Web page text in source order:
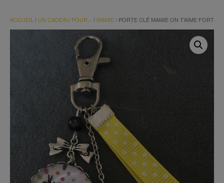
ACCUEIL / UN CADEAU POUR... / MAMIE/ PORTE CLÉ MAMIE ON T’AIME FORT